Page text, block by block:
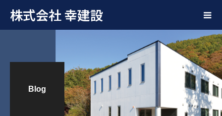
株式会社 幸建設
Blog